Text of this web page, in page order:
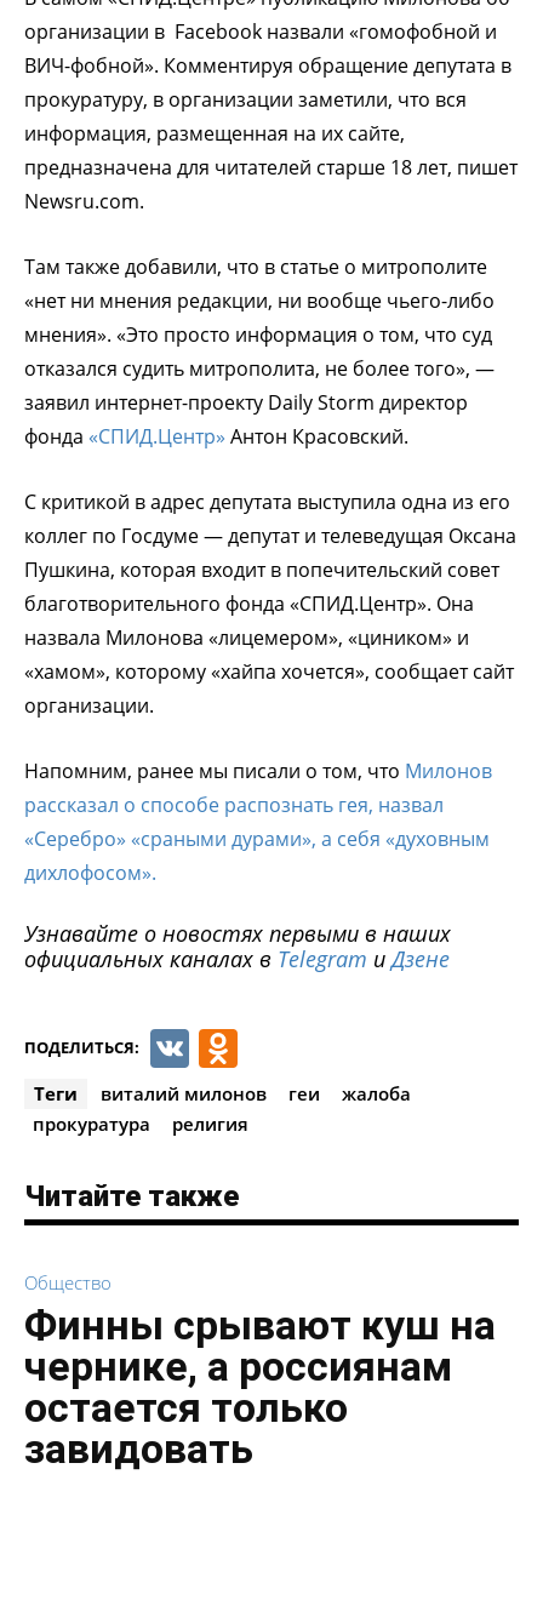
организации в Facebook назвали «гомофобной и
ВИЧ-фобной». Комментируя обращение депутата в
прокуратуру, в организации заметили, что вся
информация, размещенная на их сайте,
предназначена для читателей старше 18 лет, пишет
Newsru.com.
Там также добавили, что в статье о митрополите
«нет ни мнения редакции, ни вообще чьего-либо
мнения». «Это просто информация о том, что суд
отказался судить митрополита, не более того», —
заявил интернет-проекту Daily Storm директор
фонда «СПИД.Центр» Антон Красовский.
С критикой в адрес депутата выступила одна из его
коллег по Госдуме — депутат и телеведущая Оксана
Пушкина, которая входит в попечительский совет
благотворительного фонда «СПИД.Центр». Она
назвала Милонова «лицемером», «циником» и
«хамом», которому «хайпа хочется», сообщает сайт
организации.
Напомним, ранее мы писали о том, что Милонов
рассказал о способе распознать гея, назвал
«Серебро» «сраными дурами», а себя «духовным
дихлофосом».
Узнавайте о новостях первыми в наших
официальных каналах в Telegram иДзене
ПОДЕЛИТЬСЯ: VK
Теги виталий милонов геи
жалоба
прокуратура
религия
Читайте также
Общество
Финны срывают куш на
чернике, а россиянам
остается только
завидовать